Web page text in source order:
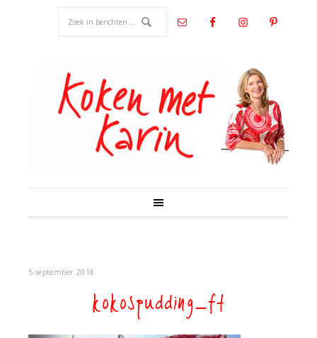
5 september 2018
kokospudding_ft